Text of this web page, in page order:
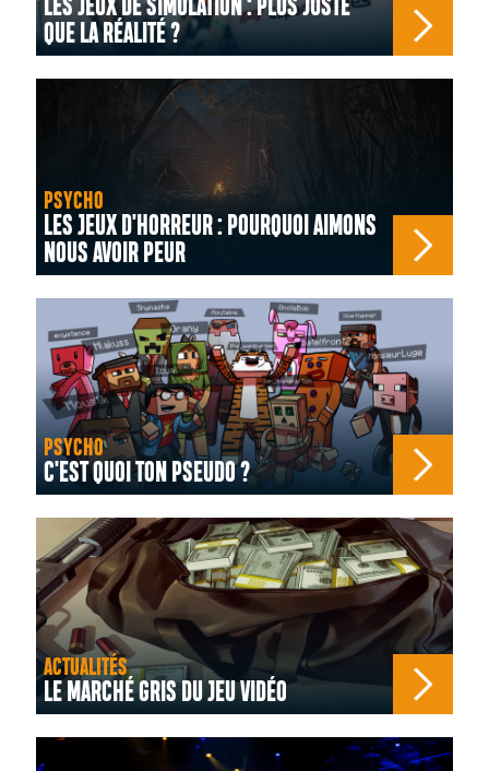
LES JEUX DE SIMULATION : PLUS JUSTE
QUE LA RÉALITÉ ?
PSYCHO
LES JEUX D'HORREUR : POURQUOI AIMONS
NOUS AVOIR PEUR
PSYCHO
C'EST QUOI TON PSEUDO ?
ACTUALITÉS
LE MARCHÉ GRIS DU JEU VIDÉO